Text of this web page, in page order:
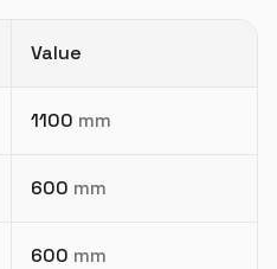
Value
1100 mm
600 mm
600 mm